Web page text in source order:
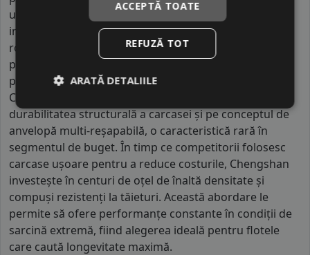
unde peste opt mii de angajați operează într-un mediu
industrial ultra-modern ce integrează sisteme
robotizate. Brandul activează pe o scară globală vastă,
produsele fiind distribuite în peste 130 de țări, cu o
prezență solidă în Asia și Europa. Ceea ce diferențiază
Chengshan de alte mărci asiatice este accentul pus pe
durabilitatea structurală a carcasei și pe conceptul de
anvelopă multi-reșapabilă, o caracteristică rară în
segmentul de buget. În timp ce competitorii folosesc
carcase ușoare pentru a reduce costurile, Chengshan
investește în centuri de oțel de înaltă densitate și
compuși rezistenți la tăieturi. Această abordare le
permite să ofere performanțe constante în condiții de
sarcină extremă, fiind alegerea ideală pentru flotele
care caută longevitate maximă.
ACCEPTĂ TOATE
REFUZĂ TOT
ARATĂ DETALIILE